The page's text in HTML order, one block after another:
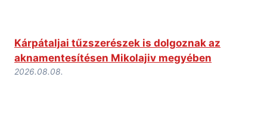
Kárpátaljai tűzszerészek is dolgoznak az
aknamentesítésen Mikolajiv megyében
2026.08.08.